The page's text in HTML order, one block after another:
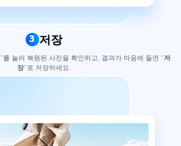
3 저장
”를 눌러 복원된 사진을 확인하고, 결과가 마음에 들면 “저
장”로 저장하세요.